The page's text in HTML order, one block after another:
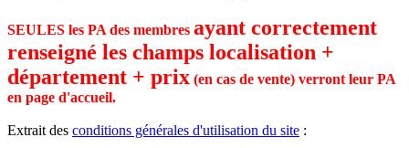
SEULES les PA des membres ayant correctement
renseigné les champs localisation +
département + prix (en cas de vente) verront leur PA
en page d'accueil.
Extrait des conditions générales d'utilisation du site :